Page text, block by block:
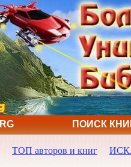
ПОИСК
ТОП авторов и книг